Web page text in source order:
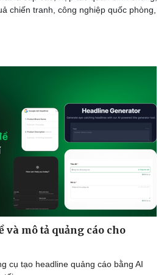
chiến tranh, công nghiệp quốc phòng,
và mô tả quảng cáo cho
cụ tạo headline quảng cáo bằng AI